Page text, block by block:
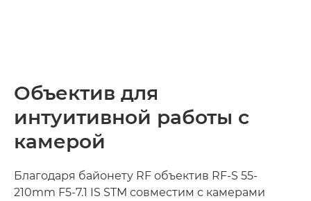
Объектив для
интуитивной работы с
камерой
Благодаря байонету RF объектив RF-S 55-
210mm F5-7.1 IS STM совместим с камерами